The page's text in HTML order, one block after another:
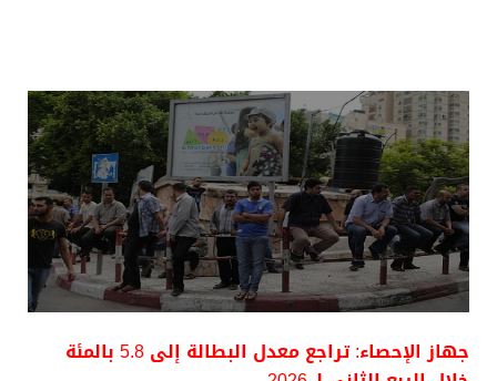
جهاز الإحصاء: تراجع معدل البطالة إلى 5.8 بالمئة